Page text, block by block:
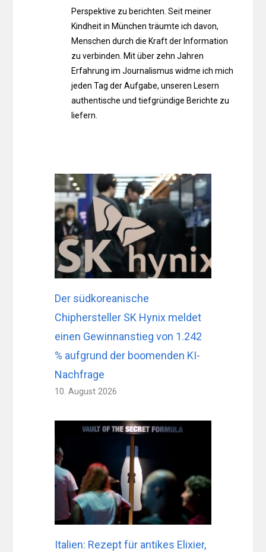
Perspektive zu berichten. Seit meiner
Kindheit in München träumte ich davon,
Menschen durch die Kraft der Information
zu verbinden. Mit über zehn Jahren
Erfahrung im Journalismus widme ich mich
jeden Tag der Aufgabe, unseren Lesern
authentische und tiefgründige Berichte zu
liefern.
Der südkoreanische
Chiphersteller SK Hynix meldet
einen Gewinnanstieg von 1.242
% aufgrund der boomenden KI-
Nachfrage
10. August 2026
Italien: Rezept für antikes Elixier,